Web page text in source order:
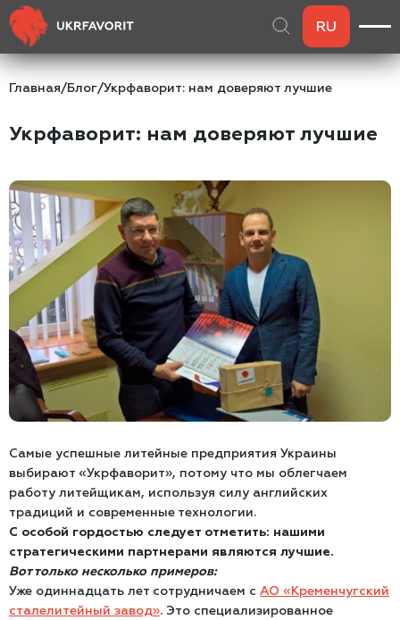
RU
Главная/Блог/Укрфаворит: нам доверяют лучшие
Укрфаворит: нам доверяют лучшие
Самые успешные литейные предприятия Украины
выбирают «Укрфаворит», потому что мы облегчаем
работу литейщикам, используя силу английских
традиций и современные технологии.
С особой гордостью следует отметить: нашими
стратегическими партнерами являются лучшие.
Вот только несколько примеров:
Уже одиннадцать лет сотрудничаем с АО «Кременчугский
сталелитейный завод». Это специализированное